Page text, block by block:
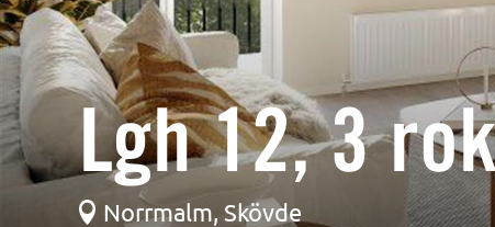
Lgh 12, 3
Norrmalm, Skövde